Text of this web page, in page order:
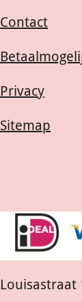
Contact
Privacy
Sitemap
Louisastraat